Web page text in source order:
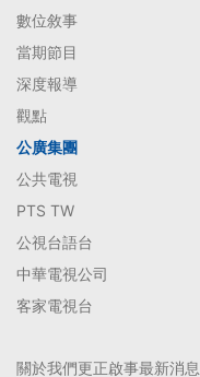
數位敘事
當期節目
深度報導
觀點
公廣集團
公共電視
PTS TW
公視台語台
中華電視公司
客家電視台
關於我們更正啟事最新消息